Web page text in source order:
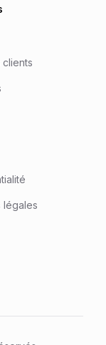
clients
légales